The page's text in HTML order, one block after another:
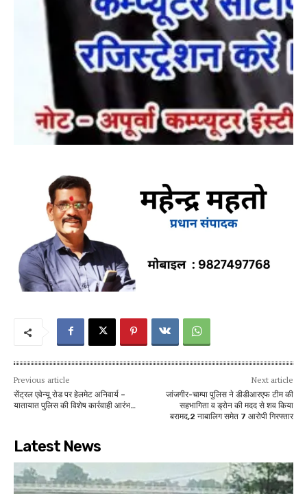
Previous article
सेंट्रल एवेन्यू रोड पर हेलमेट अनिवार्य –
यातायात पुलिस की विशेष कार्रवाही आरंभ…
Next article
जांजगीर-चाम्पा पुलिस ने डीडीआरएफ टीम की
सहभागिता व ड्रोन की मदद से शव किया
बरामद,2 नाबालिग समेत 7 आरोपी गिरफ्तार
Latest News